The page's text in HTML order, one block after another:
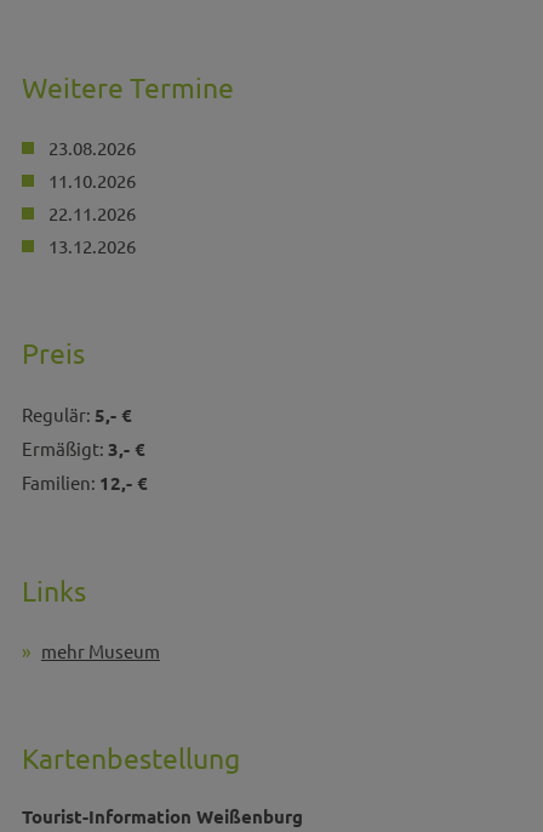
Weitere Termine
23.08.2026
11.10.2026
22.11.2026
13.12.2026
Preis
Regulär: 5,- €
Ermäßigt: 3,- €
Familien: 12,- €
Links
mehr Museum
Kartenbestellung
Tourist-Information Weißenburg